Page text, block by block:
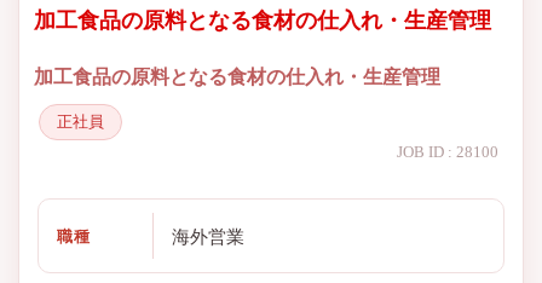
加工食品の原料となる食材の仕入れ・生産管理
加工食品の原料となる食材の仕入れ・生産管理
正社員
JOB ID : 28100
職種 海外営業